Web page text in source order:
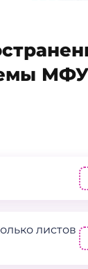
МФУ
листов